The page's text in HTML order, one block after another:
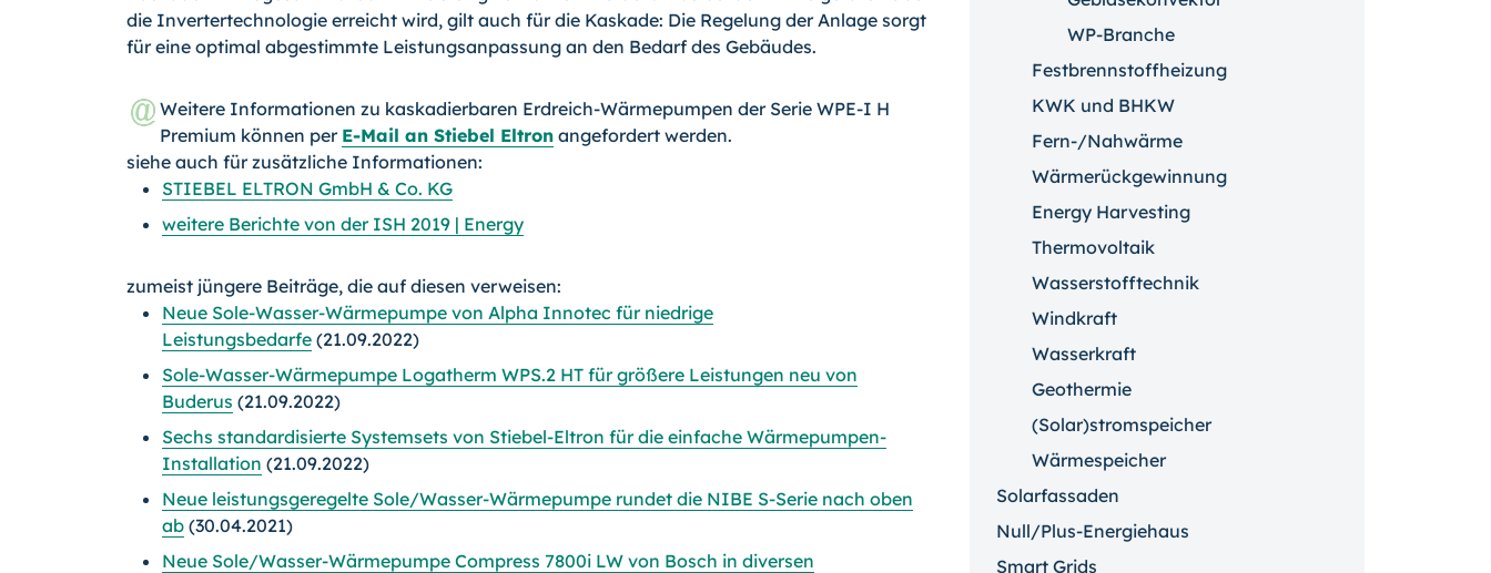
die Invertertechnologie erreicht wird, gilt auch für die Kaskade: Die Regelung der Anlage sorgt
für eine optimal abgestimmte Leistungsanpassung an den Bedarf des Gebäudes.
Weitere Informationen zu kaskadierbaren Erdreich-Wärmepumpen der Serie WPE-I H
Premium können per E-Mail an Stiebel Eltron angefordert werden.
siehe auch für zusätzliche Informationen:
STIEBEL ELTRON GmbH & Co. KG
weitere Berichte von der ISH 2019 | Energy
zumeist jüngere Beiträge, die auf diesen verweisen:
Neue Sole-Wasser-Wärmepumpe von Alpha Innotec für niedrige
Leistungsbedarfe (21.09.2022)
Sole-Wasser-Wärmepumpe Logatherm WPS.2 HT für größere Leistungen neu von
Buderus (21.09.2022)
Sechs standardisierte Systemsets von Stiebel-Eltron für die einfache Wärmepumpen-
Installation (21.09.2022)
Neue leistungsgeregelte Sole/Wasser-Wärmepumpe rundet die NIBE S-Serie nach oben
ab (30.04.2021)
Neue Sole/Wasser-Wärmepumpe Compress 7800i LW von Bosch in diversen
WP-Branche
Festbrennstoffheizung
KWK und BHKW
Fern-/Nahwärme
Wärmerückgewinnung
Energy Harvesting
Thermovoltaik
Wasserstofftechnik
Windkraft
Wasserkraft
Geothermie
(Solar)stromspeicher
Wärmespeicher
Solarfassaden
Null/Plus-Energiehaus
Smart Grids